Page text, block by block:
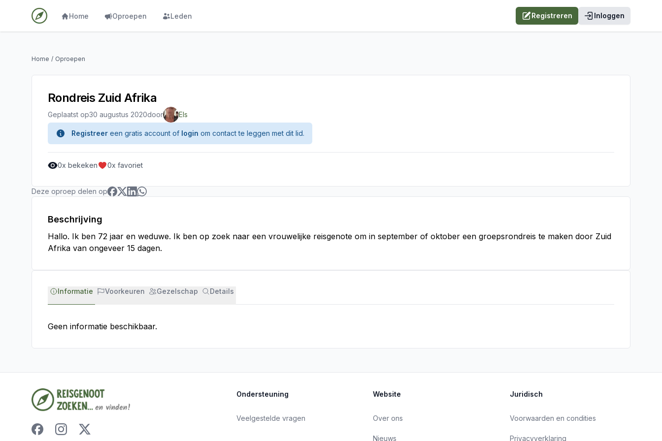
Home Oproepen Leden Registreren Inloggen
Home / Oproepen
Rondreis Zuid Afrika
Geplaatst op30 augustus 2020door Els
Registreer een gratis account of login om contact te leggen met dit lid.
0x bekeken 0x favoriet
Deze oproep delen op
Beschrijving
Hallo. Ik ben 72 jaar en weduwe. Ik ben op zoek naar een vrouwelijke reisgenote om in september of oktober een groepsrondreis te maken door Zuid
Afrika van ongeveer 15 dagen.
Informatie Voorkeuren Gezelschap Details
Geen informatie beschikbaar.
Ondersteuning
Veelgestelde vragen
Website
Over ons
Nieuws
Juridisch
Voorwaarden en condities
Privacyverklaring